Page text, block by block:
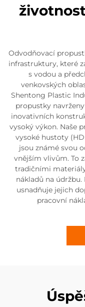
Odvodňovací
infrastruktury, které
s vodou a
venkovských
Shentong Plastic
propustky
inovativních
vysoký výkon. Naše
vysoké hustoty
jsou známé svou
vnějším vlivům. To
tradičními
nákladů na
usnadňuje jejich
pracovní